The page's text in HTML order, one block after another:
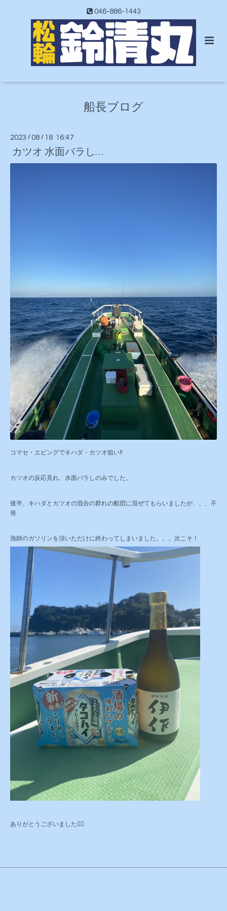
046-886-1443
船長ブログ
2023 / 08 / 18 16:47
カツオ 水面バラし…
コマセ・エビングでキハダ・カツオ狙い‼️
カツオの反応見れ、水面バラしのみでした。
後半、キハダとカツオの混合の群れの船団に混ぜてもらいましたが、、、不
発
漁師のガソリンを頂いただけに終わってしまいました。。。次こそ！
ありがとうございました🙇‍♂️